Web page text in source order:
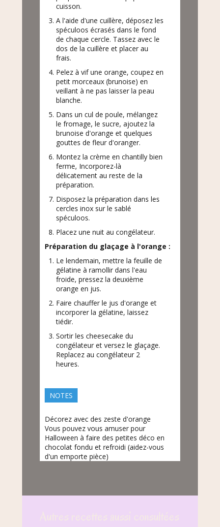
cuisson.
A l'aide d'une cuillère, déposez les
spéculoos écrasés dans le fond
de chaque cercle. Tassez avec le
dos de la cuillère et placer au
frais.
Pelez à vif une orange, coupez en
petit morceaux (brunoise) en
veillant à ne pas laisser la peau
blanche.
Dans un cul de poule, mélangez
le fromage, le sucre, ajoutez la
brunoise d'orange et quelques
gouttes de fleur d'oranger.
Montez la crème en chantilly bien
ferme, Incorporez-là
délicatement au reste de la
préparation.
Disposez la préparation dans les
cercles inox sur le sablé
spéculoos.
Placez une nuit au congélateur.
Préparation du glaçage à l'orange :
Le lendemain, mettre la feuille de
gélatine à ramollir dans l'eau
froide, pressez la deuxième
orange en jus.
Faire chauffer le jus d'orange et
incorporer la gélatine, laissez
tiédir.
Sortir les cheesecake du
congélateur et versez le glaçage.
Replacez au congélateur 2
heures.
NOTES
Décorez avec des zeste d'orange
Vous pouvez vous amuser pour
Halloween à faire des petites déco en
chocolat fondu et refroidi (aidez-vous
d'un emporte pièce)